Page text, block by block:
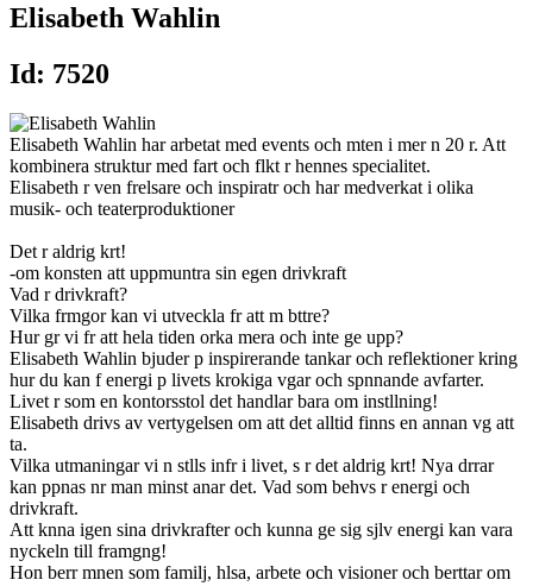
Elisabeth Wahlin
Id: 7520
Elisabeth Wahlin har arbetat med events och mten i mer n 20 r. Att
kombinera struktur med fart och flkt r hennes specialitet.
Elisabeth r ven frelsare och inspiratr och har medverkat i olika
musik- och teaterproduktioner
Det r aldrig krt!
-om konsten att uppmuntra sin egen drivkraft
Vad r drivkraft?
Vilka frmgor kan vi utveckla fr att m bttre?
Hur gr vi fr att hela tiden orka mera och inte ge upp?
Elisabeth Wahlin bjuder p inspirerande tankar och reflektioner kring
hur du kan f energi p livets krokiga vgar och spnnande avfarter.
Livet r som en kontorsstol det handlar bara om instllning!
Elisabeth drivs av vertygelsen om att det alltid finns en annan vg att
ta.
Vilka utmaningar vi n stlls infr i livet, s r det aldrig krt! Nya drrar
kan ppnas nr man minst anar det. Vad som behvs r energi och
drivkraft.
Att knna igen sina drivkrafter och kunna ge sig sjlv energi kan vara
nyckeln till framgng!
Hon berr mnen som familj, hlsa, arbete och visioner och berttar om